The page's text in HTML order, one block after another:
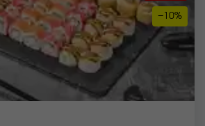
−10%